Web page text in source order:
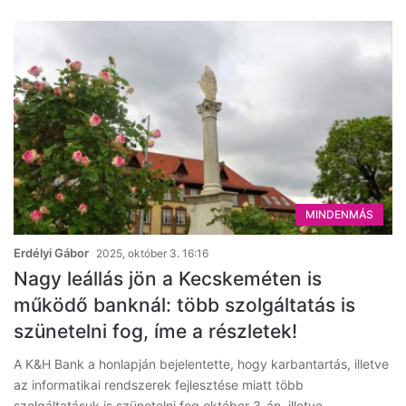
MINDENMÁS
Erdélyi Gábor 2025, október 3. 16:16
Nagy leállás jön a Kecskeméten is
működő banknál: több szolgáltatás is
szünetelni fog, íme a részletek!
A K&H Bank a honlapján bejelentette, hogy karbantartás, illetve
az informatikai rendszerek fejlesztése miatt több